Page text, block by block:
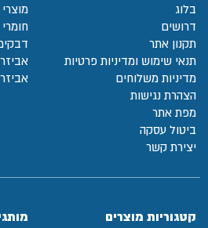
בלוג
דרושים
תקנון אתר
תנאי שימוש ומדיניות פרטיות
מדיניות משלוחים
הצהרת נגישות
מפת אתר
ביטול עסקה
יצירת קשר
קטגוריות מוצרים